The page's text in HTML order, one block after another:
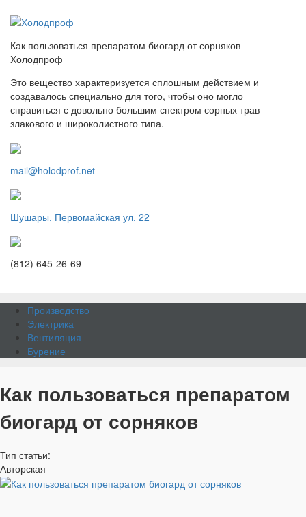
Как пользоваться препаратом биогард от сорняков —
Холодпроф
Это вещество характеризуется сплошным действием и
создавалось специально для того, чтобы оно могло
справиться с довольно большим спектром сорных трав
злакового и широколистного типа.
mail@holodprof.net
Шушары, Первомайская ул. 22
(812) 645-26-69
Производство
Электрика
Вентиляция
Бурение
Как пользоваться препаратом
биогард от сорняков
Тип статьи:
Авторская